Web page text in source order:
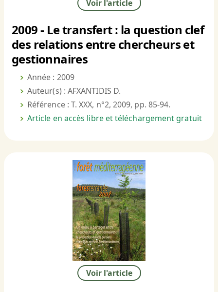
Voir l'article
2009 - Le transfert : la question clef
des relations entre chercheurs et
gestionnaires
Année : 2009
Auteur(s) : AFXANTIDIS D.
Référence : T. XXX, n°2, 2009, pp. 85-94.
Article en accès libre et téléchargement gratuit
Voir l'article